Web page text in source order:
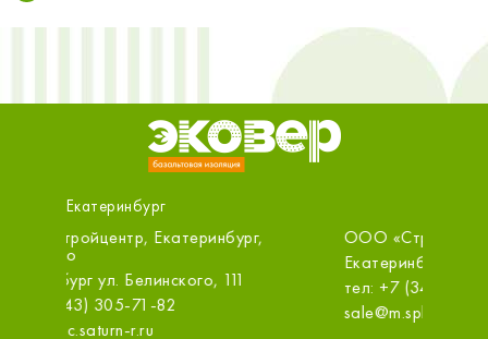
Екатеринбург
ООО «СтройПлатформа», Екатеринбург
Екатеринбург Промышленный проезд,10А
тел: +7 (343) 226-71-45
sale@m.splatforma.ru
ОБИ
тел: +7